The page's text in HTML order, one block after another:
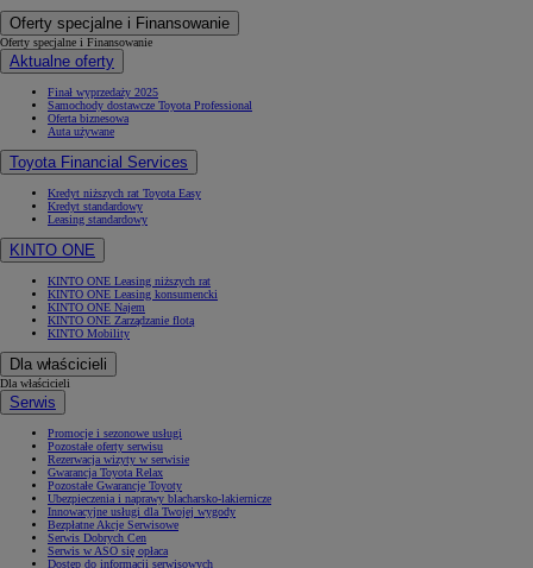
Oferty specjalne i Finansowanie
Oferty specjalne i Finansowanie
Aktualne oferty
Finał wyprzedaży 2025
Samochody dostawcze Toyota Professional
Oferta biznesowa
Auta używane
Toyota Financial Services
Kredyt niższych rat Toyota Easy
Kredyt standardowy
Leasing standardowy
KINTO ONE
KINTO ONE Leasing niższych rat
KINTO ONE Leasing konsumencki
KINTO ONE Najem
KINTO ONE Zarządzanie flotą
KINTO Mobility
Dla właścicieli
Dla właścicieli
Serwis
Promocje i sezonowe usługi
Pozostałe oferty serwisu
Rezerwacja wizyty w serwisie
Gwarancja Toyota Relax
Pozostałe Gwarancje Toyoty
Ubezpieczenia i naprawy blacharsko-lakiernicze
Innowacyjne usługi dla Twojej wygody
Bezpłatne Akcje Serwisowe
Serwis Dobrych Cen
Serwis w ASO się opłaca
Dostęp do informacji serwisowych